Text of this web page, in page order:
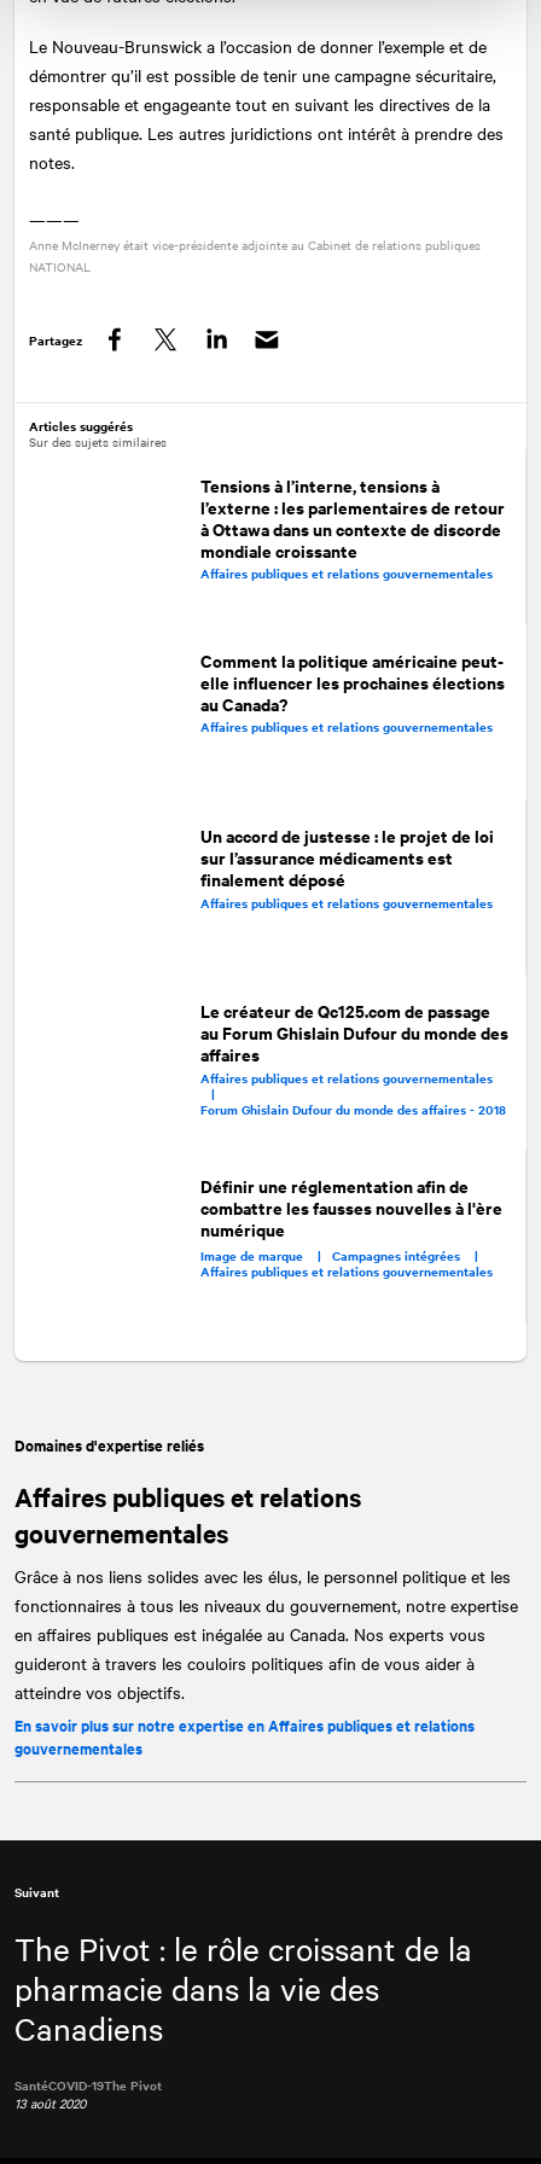
Le Nouveau-Brunswick a l’occasion de donner l’exemple et de
démontrer qu’il est possible de tenir une campagne sécuritaire,
responsable et engageante tout en suivant les directives de la
santé publique. Les autres juridictions ont intérêt à prendre des
notes.
———
Anne McInerney était vice-présidente adjointe au Cabinet de relations publiques
NATIONAL
Partagez
Articles suggérés
Sur des sujets similaires
Tensions à l’interne, tensions à
l’externe : les parlementaires de retour
à Ottawa dans un contexte de discorde
mondiale croissante
Affaires publiques et relations gouvernementales
Comment la politique américaine peut-
elle influencer les prochaines élections
au Canada?
Affaires publiques et relations gouvernementales
Un accord de justesse : le projet de loi
sur l’assurance médicaments est
finalement déposé
Affaires publiques et relations gouvernementales
Le créateur de Qc125.com de passage
au Forum Ghislain Dufour du monde des
affaires
Affaires publiques et relations gouvernementales
|
Forum Ghislain Dufour du monde des affaires - 2018
Définir une réglementation afin de
combattre les fausses nouvelles à l'ère
numérique
Image de marque | Campagnes intégrées |
Affaires publiques et relations gouvernementales
Domaines d'expertise reliés
Affaires publiques et relations
gouvernementales
Grâce à nos liens solides avec les élus, le personnel politique et les
fonctionnaires à tous les niveaux du gouvernement, notre expertise
en affaires publiques est inégalée au Canada. Nos experts vous
guideront à travers les couloirs politiques afin de vous aider à
atteindre vos objectifs.
En savoir plus sur notre expertise en Affaires publiques et relations
gouvernementales
Suivant
The Pivot : le rôle croissant de la
pharmacie dans la vie des
Canadiens
SantéCOVID-19The Pivot
13 août 2020